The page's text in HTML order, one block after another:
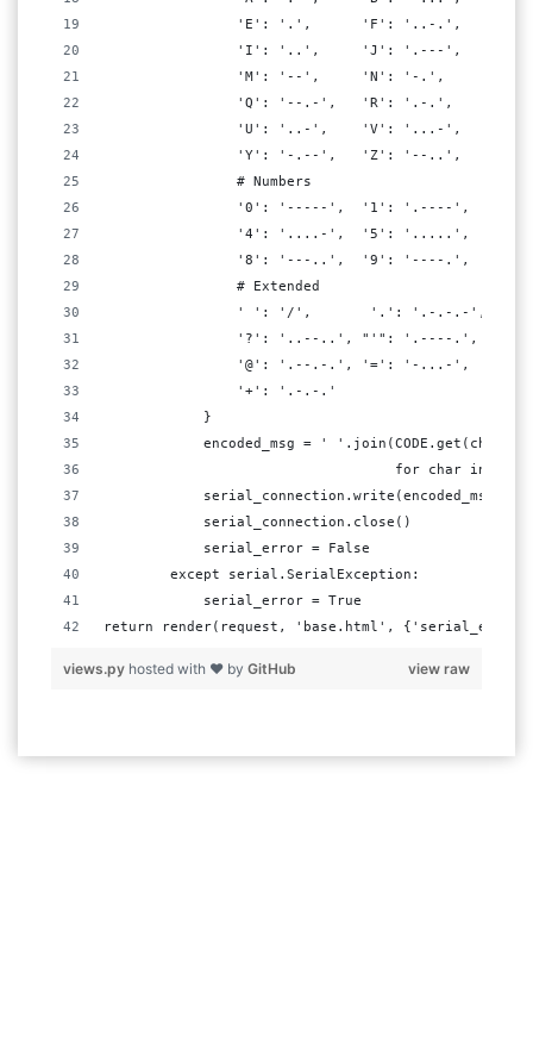
'E': '.',      'F': '..-.',   'G':
'I': '..',     'J': '.---',   'K':
'M': '--',     'N': '-.',     'O':
'Q': '--.-',   'R': '.-.',    'S':
'U': '..-',    'V': '...-',   'W':
                'Y': '-.--',   'Z': '--..',
                # Numbers
'0': '-----',  '1': '.----',  '2':
'4': '....-',  '5': '.....',  '6':
                '8': '---..',  '9': '----.',
                # Extended
' ': '/',       '.': '.-.-.-',
'?': '..--..', "'": '.----.',  '-
'@': '.--.-.', '=': '-...-',
                '+': '.-.-.'
            }
encoded_msg = '
for char in
            serial_connection.close()
            serial_error = False
        except serial.SerialException:
            serial_error = True
return render(request, 'base.html',
view raw
views.py hosted with ❤ by GitHub